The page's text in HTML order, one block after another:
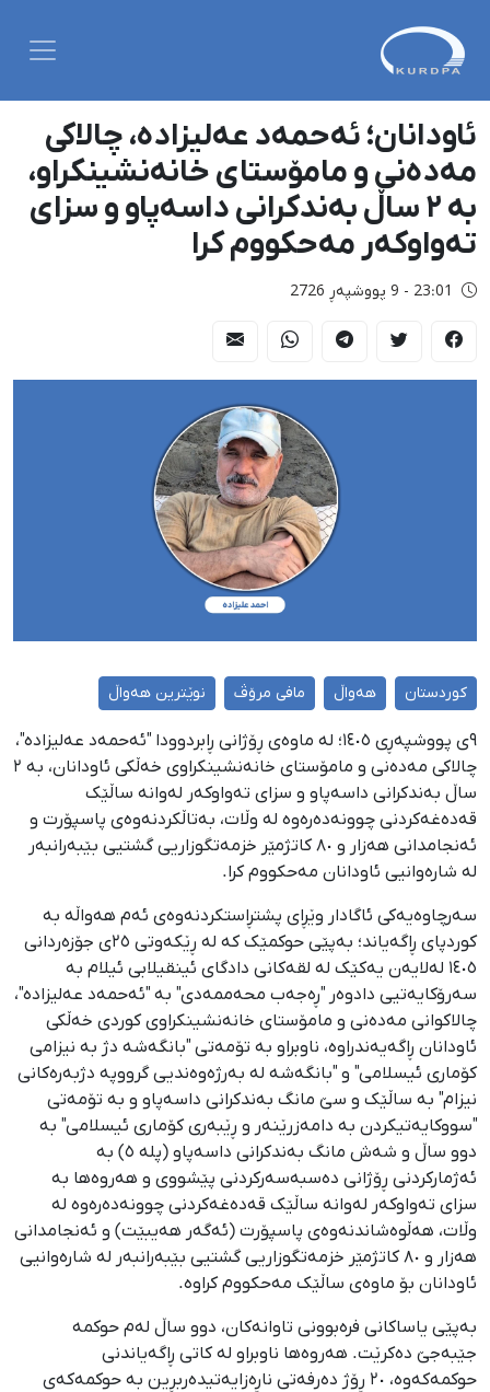
ئاودانان؛ ئەحمەد عەلیزادە، چالاکی
مەدەنی و مامۆستای خانەنشینکراو،
بە ٢ ساڵ بەندکرانی داسەپاو و سزای
تەواوکەر مەحکووم کرا
23:01 - 9 پووشپەڕ 2726
کوردستان هەواڵ مافی مرۆڤ نوێترین هەواڵ
٩ی پووشپەڕی ١٤٠٥؛ لە ماوەی ڕۆژانی ڕابردوودا "ئەحمەد عەلیزادە"،
چالاکی مەدەنی و مامۆستای خانەنشینکراوی خەڵکی ئاودانان، بە ٢
ساڵ بەندکرانی داسەپاو و سزای تەواوکەر لەوانە ساڵێک
قەدەغەکردنی چوونەدەرەوە لە وڵات، بەتاڵکردنەوەی پاسپۆرت و
ئەنجامدانی هەزار و ٨٠ کاتژمێر خزمەتگوزاریی گشتیی بێبەرانبەر
لە شارەوانیی ئاودانان مەحکووم کرا.
سەرچاوەیەکی ئاگادار وێڕای پشتڕاستکردنەوەی ئەم هەواڵە بە
کوردپای ڕاگەیاند؛ بەپێی حوکمێک کە لە ڕێکەوتی ٢٥ی جۆزەردانی
١٤٠٥ لەلایەن یەکێک لە لقەکانی دادگای ئینقیلابی ئیلام بە
سەرۆکایەتیی دادوەر "ڕەجەب محەممەدی" بە "ئەحمەد عەلیزادە"،
چالاکوانی مەدەنی و مامۆستای خانەنشینکراوی کوردی خەڵکی
ئاودانان ڕاگەیەندراوە، ناوبراو بە تۆمەتی "بانگەشە دژ بە نیزامی
کۆماری ئیسلامی" و "بانگەشە لە بەرژەوەندیی گرووپە دژبەرەکانی
نیزام" بە ساڵێک و سێ مانگ بەندکرانی داسەپاو و بە تۆمەتی
"سووکایەتیکردن بە دامەزرێنەر و ڕێبەری کۆماری ئیسلامی" بە
دوو ساڵ و شەش مانگ بەندکرانی داسەپاو (پلە ٥) بە
ئەژمارکردنی ڕۆژانی دەسبەسەرکردنی پێشووی و هەروەها بە
سزای تەواوکەر لەوانە ساڵێک قەدەغەکردنی چوونەدەرەوە لە
وڵات، هەڵوەشاندنەوەی پاسپۆرت (ئەگەر هەیبێت) و ئەنجامدانی
هەزار و ٨٠ کاتژمێر خزمەتگوزاریی گشتیی بێبەرانبەر لە شارەوانیی
ئاودانان بۆ ماوەی ساڵێک مەحکووم کراوە.
بەپێی یاساکانی فرەبوونی تاوانەکان، دوو ساڵ لەم حوکمە
جێبەجێ دەکرێت. هەروەها ناوبراو لە کاتی ڕاگەیاندنی
حوکمەکەوە، ٢٠ ڕۆژ دەرفەتی ناڕەزایەتیدەربڕین بە حوکمەکەی